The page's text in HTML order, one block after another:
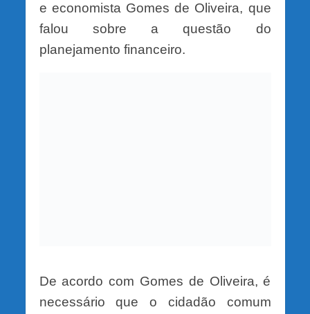
e economista Gomes de Oliveira, que
falou sobre a questão do
planejamento financeiro.
De acordo com Gomes de Oliveira, é
necessário que o cidadão comum